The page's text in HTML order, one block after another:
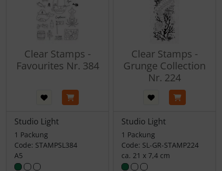
Clear Stamps -
Favourites Nr. 384
Studio Light
1 Packung
Code: STAMPSL384
A5
Clear Stamps -
Grunge Collection
Nr. 224
Studio Light
1 Packung
Code: SL-GR-STAMP224
ca. 21 x 7,4 cm